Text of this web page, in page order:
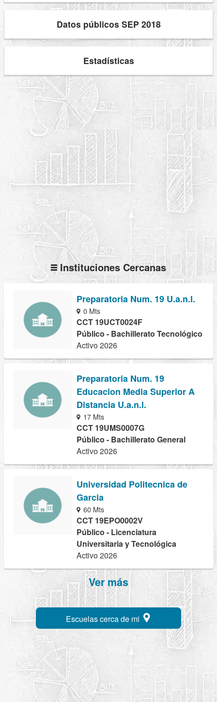
Datos públicos SEP 2018
Estadísticas
Instituciones Cercanas
Preparatoria Num. 19 U.a.n.l.
0 Mts
CCT 19UCT0024F
Público - Bachillerato Tecnológico
Activo 2026
Preparatoria Num. 19
Educacion Media Superior A
Distancia U.a.n.l.
17 Mts
CCT 19UMS0007G
Público - Bachillerato General
Activo 2026
Universidad Politecnica de
Garcia
60 Mts
CCT 19EPO0002V
Público - Licenciatura
Universitaria y Tecnológica
Activo 2026
Ver más
Escuelas cerca de mi